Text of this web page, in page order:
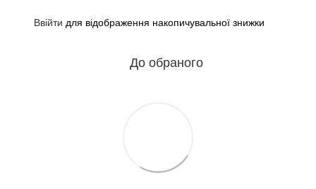
Ввійти для відображення накопичувальної знижки
До обраного